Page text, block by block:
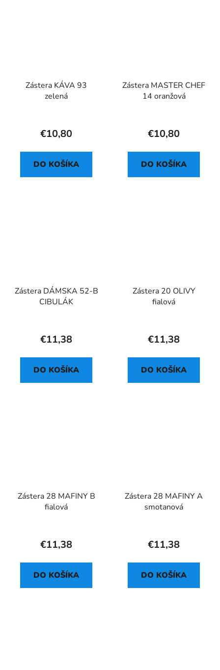
Zástera KÁVA 93
zelená
€10,80
DO KOŠÍKA
Zástera MASTER CHEF
14 oranžová
€10,80
DO KOŠÍKA
Zástera DÁMSKA 52-B
CIBULÁK
€11,38
DO KOŠÍKA
Zástera 20 OLIVY
fialová
€11,38
DO KOŠÍKA
Zástera 28 MAFINY B
fialová
€11,38
DO KOŠÍKA
Zástera 28 MAFINY A
smotanová
€11,38
DO KOŠÍKA